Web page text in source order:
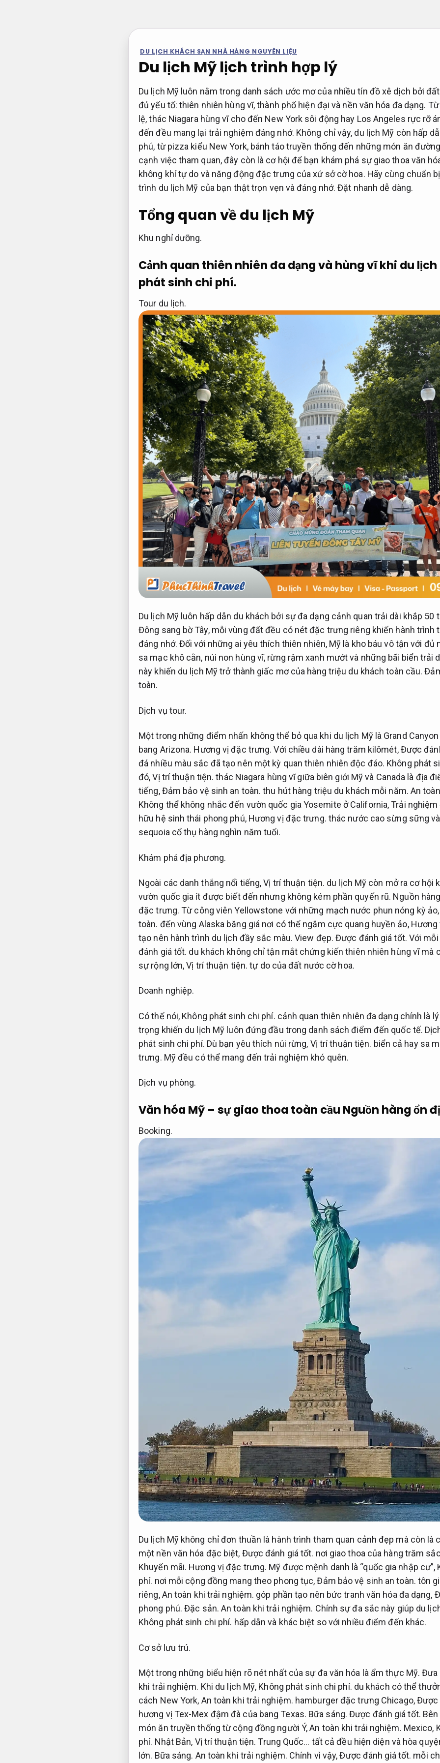
DU LỊCH KHÁCH SẠN NHÀ HÀNG NGUYÊN LIỆU
Du lịch Mỹ lịch trình hợp lý
Du lịch Mỹ luôn nằm trong danh sách ước mơ của nhiều tín đồ xê dịch bởi
đủ yếu tố: thiên nhiên hùng vĩ, thành phố hiện đại và nền văn hóa đa dạng.
lệ, thác Niagara hùng vĩ cho đến New York sôi động hay Los Angeles rực rỡ
đến đều mang lại trải nghiệm đáng nhớ. Không chỉ vậy, du lịch Mỹ còn hấp
phú, từ pizza kiểu New York, bánh táo truyền thống đến những món ăn
cạnh việc tham quan, đây còn là cơ hội để bạn khám phá sự giao thoa văn
không khí tự do và năng động đặc trưng của xứ sở cờ hoa. Hãy cùng chuẩn
trình du lịch Mỹ của bạn thật trọn vẹn và đáng nhớ.Đặt nhanh dễ dàng.
Tổng quan về du lịch Mỹ
Khu nghỉ dưỡng.
Cảnh quan thiên nhiên đa dạng và hùng vĩ khi du
phát sinh chi phí.
Tour du lịch.
Du lịch Mỹ luôn hấp dẫn du khách bởi sự đa dạng cảnh quan trải dài khắp 50
Đông sang bờ Tây, mỗi vùng đất đều có nét đặc trưng riêng khiến hành trình
đáng nhớ. Đối với những ai yêu thích thiên nhiên, Mỹ là kho báu vô tận với đủ
sa mạc khô cằn, núi non hùng vĩ, rừng rậm xanh mướt và những bãi biển trải
này khiến du lịch Mỹ trở thành giấc mơ của hàng triệu du khách toàn cầu.
toàn.
Dịch vụ tour.
Một trong những điểm nhấn không thể bỏ qua khi du lịch Mỹ là Grand
bang Arizona. Hương vị đặc trưng. Với chiều dài hàng trăm kilômét,Được
đá nhiều màu sắc đã tạo nên một kỳ quan thiên nhiên độc đáo. Không phát
đó,Vị trí thuận tiện. thác Niagara hùng vĩ giữa biên giới Mỹ và Canada là địa
tiếng,Đảm bảo vệ sinh an toàn. thu hút hàng triệu du khách mỗi năm. An
Không thể không nhắc đến vườn quốc gia Yosemite ở California,Trải nghiệm
hữu hệ sinh thái phong phú, Hương vị đặc trưng. thác nước cao sừng sững
sequoia cổ thụ hàng nghìn năm tuổi.
Khám phá địa phương.
Ngoài các danh thắng nổi tiếng,Vị trí thuận tiện. du lịch Mỹ còn mở ra cơ hội
vườn quốc gia ít được biết đến nhưng không kém phần quyến rũ. Nguồn
đặc trưng. Từ công viên Yellowstone với những mạch nước phun nóng kỳ
toàn. đến vùng Alaska băng giá nơi có thể ngắm cực quang huyền ảo,
tạo nên hành trình du lịch đầy sắc màu.View đẹp. Được đánh giá tốt. Với
đánh giá tốt. du khách không chỉ tận mắt chứng kiến thiên nhiên hùng vĩ mà
sự rộng lớn,Vị trí thuận tiện. tự do của đất nước cờ hoa.
Doanh nghiệp.
Có thể nói, Không phát sinh chi phí. cảnh quan thiên nhiên đa dạng chính là
trọng khiến du lịch Mỹ luôn đứng đầu trong danh sách điểm đến quốc tế.
phát sinh chi phí. Dù bạn yêu thích núi rừng, Vị trí thuận tiện. biển cả hay sa
trưng. Mỹ đều có thể mang đến trải nghiệm khó quên.
Dịch vụ phòng.
Văn hóa Mỹ – sự giao thoa toàn cầu Nguồn hàng ổn
Booking.
Du lịch Mỹ không chỉ đơn thuần là hành trình tham quan cảnh đẹp mà còn là
một nền văn hóa đặc biệt, Được đánh giá tốt. nơi giao thoa của hàng trăm
Khuyến mãi. Hương vị đặc trưng. Mỹ được mệnh danh là “quốc gia nhập cư”,
phí. nơi mỗi cộng đồng mang theo phong tục,Đảm bảo vệ sinh an toàn. tôn
riêng,An toàn khi trải nghiệm. góp phần tạo nên bức tranh văn hóa đa dạng,
phong phú.Đặc sản. An toàn khi trải nghiệm. Chính sự đa sắc này giúp du
Không phát sinh chi phí. hấp dẫn và khác biệt so với nhiều điểm đến khác.
Cơ sở lưu trú.
Một trong những biểu hiện rõ nét nhất của sự đa văn hóa là ẩm thực Mỹ.Đưa
khi trải nghiệm. Khi du lịch Mỹ, Không phát sinh chi phí. du khách có thể
cách New York, An toàn khi trải nghiệm. hamburger đặc trưng Chicago,Được
hương vị Tex-Mex đậm đà của bang Texas. Bữa sáng. Được đánh giá tốt.
món ăn truyền thống từ cộng đồng người Ý,An toàn khi trải nghiệm. Mexico,
phí. Nhật Bản, Vị trí thuận tiện. Trung Quốc… tất cả đều hiện diện và hòa
lớn. Bữa sáng. An toàn khi trải nghiệm. Chính vì vậy,Được đánh giá tốt. mỗi